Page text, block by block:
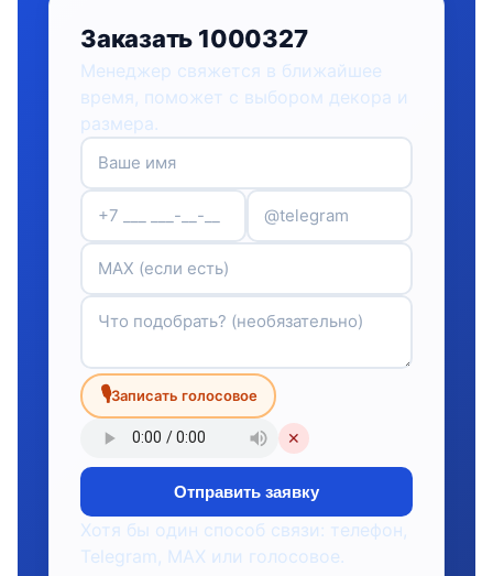
Заказать 1000327
Менеджер свяжется в ближайшее
время, поможет с выбором декора и
размера.
🎙Записать голосовое
✕
Отправить заявку
Хотя бы один способ связи: телефон,
Telegram, MAX или голосовое.